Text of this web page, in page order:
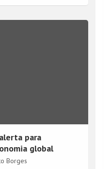
para
global
Borges